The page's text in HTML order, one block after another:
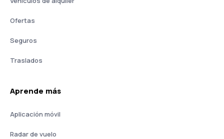
Ofertas
Seguros
Traslados
Aprende más
Aplicación móvil
Radar de vuelo